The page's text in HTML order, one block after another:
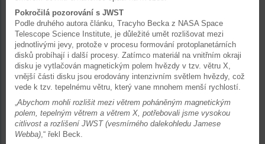
Pokročilá pozorování s JWST
Podle druhého autora článku, Tracyho Becka z NASA Space
Telescope Science Institute, je důležité umět rozlišovat mezi
jednotlivými jevy, protože v procesu formování protoplanetárních
disků probíhají i další procesy. Zatímco materiál na vnitřním okraji
disku je vytlačován magnetickým polem hvězdy v tzv. větru X,
vnější části disku jsou erodovány intenzivním světlem hvězdy, což
vede k tzv. tepelnému větru, který vane mnohem menší rychlostí.
Abychom mohli rozlišit mezi větrem poháněným magnetickým
polem, tepelným větrem a větrem X, potřebovali jsme vysokou
citlivost a rozlišení JWST (vesmírného dalekohledu Jamese
Webba) ,“ řekl Beck.